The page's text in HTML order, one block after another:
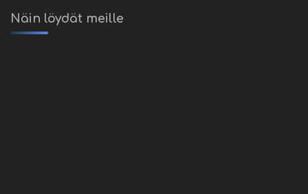
Näin löydät meille